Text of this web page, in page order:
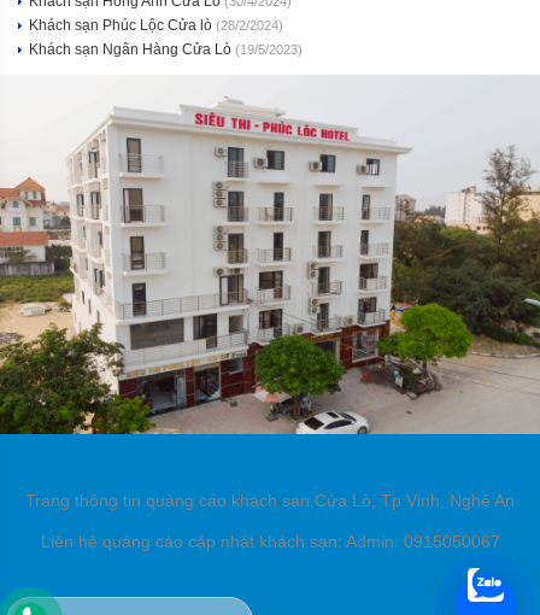
Khách sạn Phúc Lộc Cửa lò (28/2/2024)
Khách sạn Ngân Hàng Cửa Lò (19/5/2023)
Trang thông tin quảng cáo khách sạn Cửa Lò, Tp Vinh, Nghệ An
Liên hệ quảng cáo cập nhật khách sạn: Admin: 0915050067